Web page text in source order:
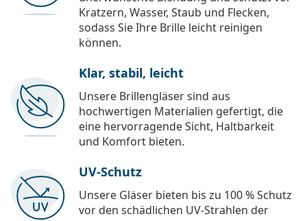
Kratzern, Wasser, Staub und Flecken,
sodass Sie Ihre Brille leicht reinigen
können.
Klar, stabil, leicht
Unsere Brillengläser sind aus
hochwertigen Materialien gefertigt, die
eine hervorragende Sicht, Haltbarkeit
und Komfort bieten.
UV-Schutz
Unsere Gläser bieten bis zu 100 % Schutz
vor den schädlichen UV-Strahlen der